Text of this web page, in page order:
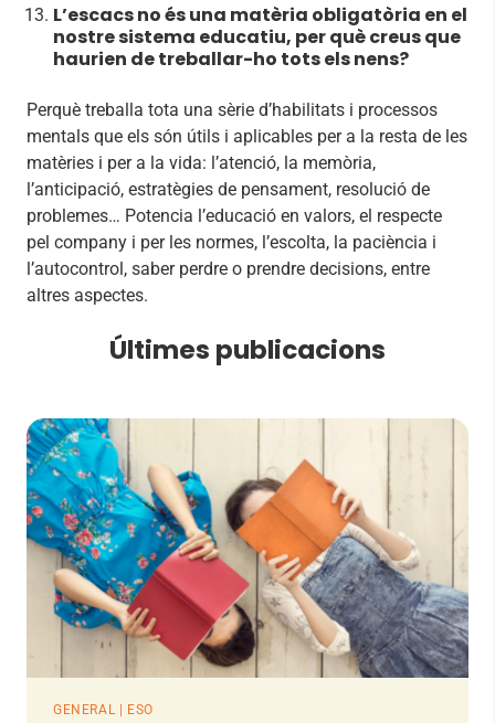
L’escacs no és una matèria obligatòria en el
nostre sistema educatiu, per què creus que
haurien de treballar-ho tots els nens?
Perquè treballa tota una sèrie d’habilitats i processos
mentals que els són útils i aplicables per a la resta de les
matèries i per a la vida: l’atenció, la memòria,
l’anticipació, estratègies de pensament, resolució de
problemes… Potencia l’educació en valors, el respecte
pel company i per les normes, l’escolta, la paciència i
l’autocontrol, saber perdre o prendre decisions, entre
altres aspectes.
Últimes publicacions
GENERAL | ESO